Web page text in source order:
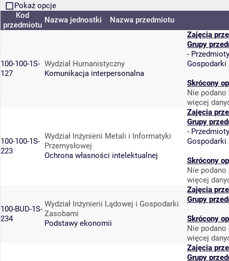
Pokaż opcje
Kod
przedmiotu
Nazwa jednostki Nazwa przedmiotu
100-100-1S-
127
Wydział Humanistyczny
Komunikacja interpersonalna
Zajęcia
Grupy
-
Gospodarki
Skrócony
Nie
więcej
100-100-1S-
223
Wydział Inżynierii Metali i Informatyki
Przemysłowej
Ochrona własności intelektualnej
Zajęcia
Grupy
-
Gospodarki
Skrócony
Nie
więcej
100-BUD-1S-
234
Wydział Inżynierii Lądowej i Gospodarki
Zasobami
Podstawy ekonomii
Zajęcia
Grupy
Skrócony
Nie
więcej
Zajęcia
Grupy